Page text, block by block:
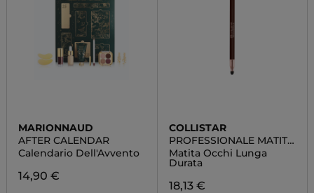
MARIONNAUD
AFTER CALENDAR
Calendario Dell'Avvento
14,90 €
COLLISTAR
PROFESSIONALE MATITA
OCCHI
Matita Occhi Lunga
Durata
18,13 €